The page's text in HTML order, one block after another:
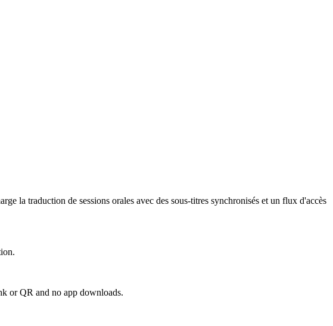
la traduction de sessions orales avec des sous-titres synchronisés et un flux d'accès
or QR and no app downloads.